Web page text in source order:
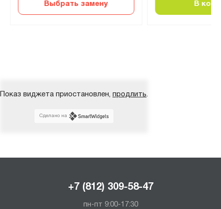
Выбрать замену В
Показ виджета приостановлен, продлить.
Сделано на
+7 (812) 309-58-47
пн-пт 9:00-17:30